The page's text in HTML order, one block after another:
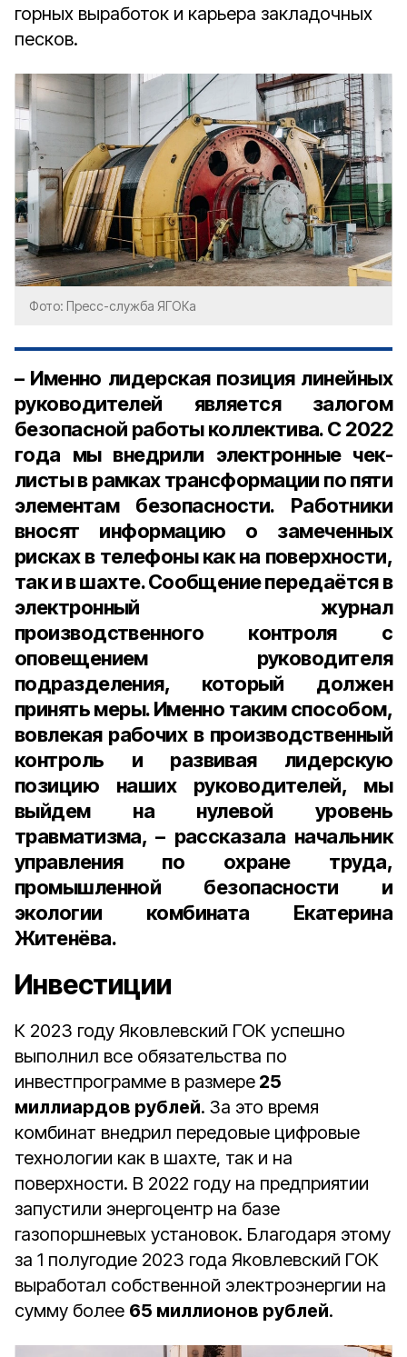
горных выработок и карьера закладочных
песков.
Фото: Пресс-служба ЯГОКа
– Именно лидерская позиция линейных
руководителей является залогом
безопасной работы коллектива. С 2022
года мы внедрили электронные чек-
листы в рамках трансформации по пяти
элементам безопасности. Работники
вносят информацию о замеченных
рисках в телефоны как на поверхности,
так и в шахте. Сообщение передаётся в
электронный журнал
производственного контроля с
оповещением руководителя
подразделения, который должен
принять меры. Именно таким способом,
вовлекая рабочих в производственный
контроль и развивая лидерскую
позицию наших руководителей, мы
выйдем на нулевой уровень
травматизма, – рассказала начальник
управления по охране труда,
промышленной безопасности и
экологии комбината Екатерина
Житенёва.
Инвестиции
К 2023 году Яковлевский ГОК успешно
выполнил все обязательства по
инвестпрограмме в размере 25
миллиардов рублей. За это время
комбинат внедрил передовые цифровые
технологии как в шахте, так и на
поверхности. В 2022 году на предприятии
запустили энергоцентр на базе
газопоршневых установок. Благодаря этому
за 1 полугодие 2023 года Яковлевский ГОК
выработал собственной электроэнергии на
сумму более 65 миллионов рублей.